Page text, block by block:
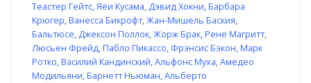
Теастер Гейтс,Яёи Кусама, Дэвид Хокни,Барбара
Крюгер,Ванесса Бикрофт,Жан-Мишель Баския,
Бальтюсе, Джексон Поллок,Жорж Брак,Рене Магритт,
Люсьен Фрейд,Пабло Пикассо, Фрэнсис Бэкон,Марк
Ротко,Василий Кандинский,Альфонс Муха,Амедео
Модильяни,Барнетт Ньюман,Альберто